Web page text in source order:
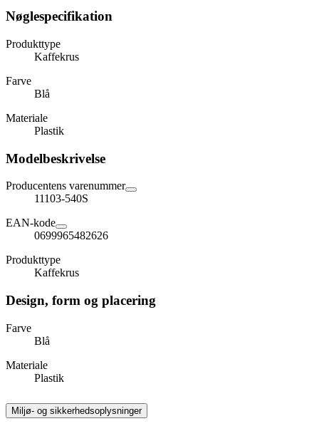
Nøglespecifikation
Produkttype
Kaffekrus
Farve
Blå
Materiale
Plastik
Modelbeskrivelse
Producentens varenummer
11103-540S
EAN-kode
0699965482626
Produkttype
Kaffekrus
Design, form og placering
Farve
Blå
Materiale
Plastik
Miljø- og sikkerhedsoplysninger